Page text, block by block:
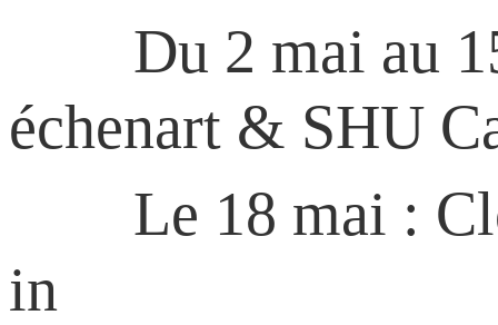
Du 2 mai au 15
échenart & SHU
Le 18 mai :
in